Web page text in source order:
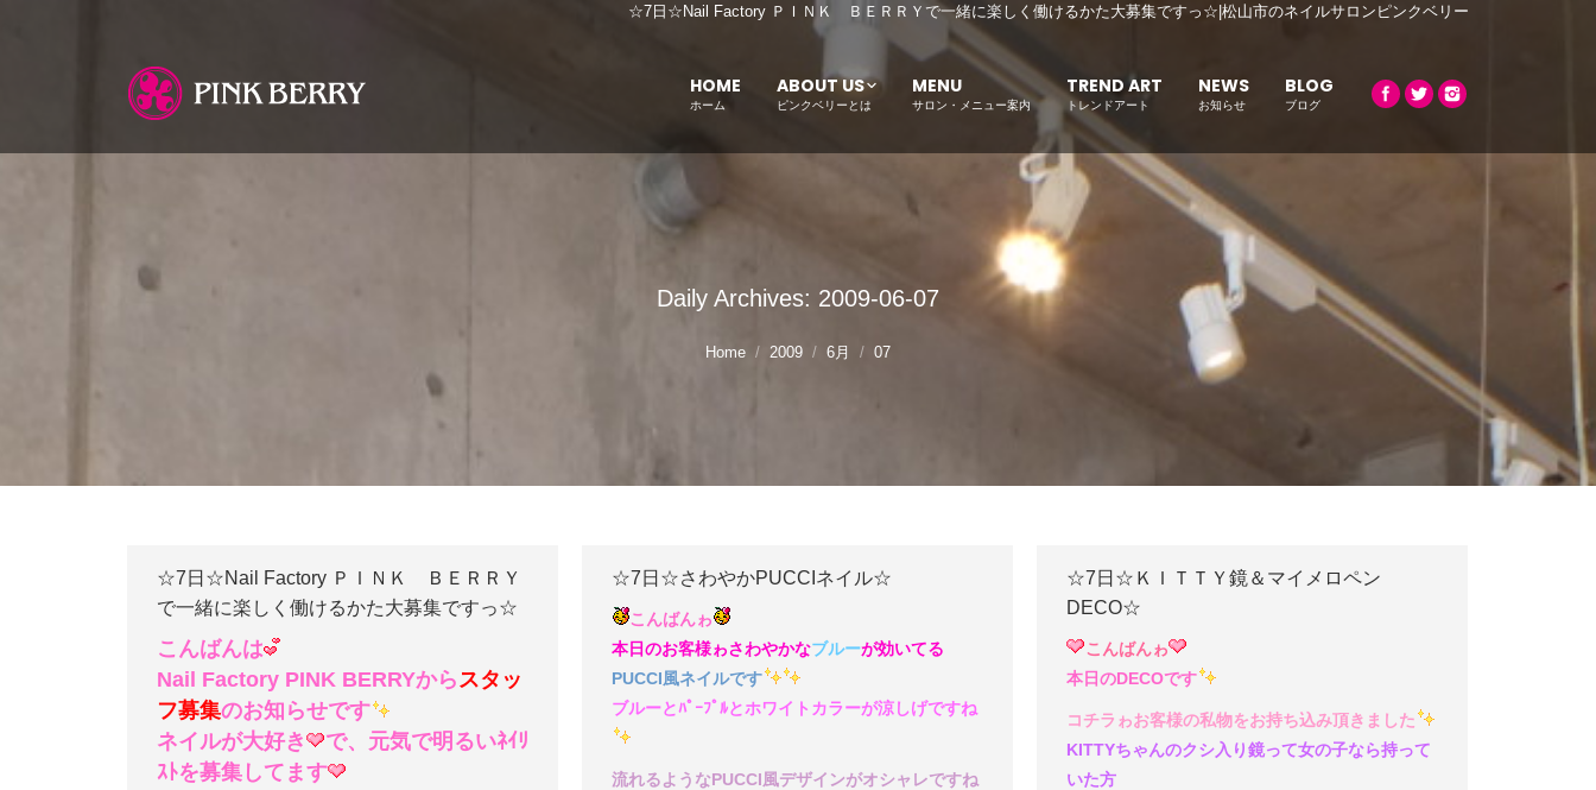
☆7日☆Nail Factory ＰＩＮＫ ＢＥＲＲＹで一緒に楽しく働けるかた大募集ですっ☆|松山市のネイルサロンピンクベリー
HOME
ホーム
ABOUT US
ピンクベリーとは
MENU
サロン・メニュー案内
TREND ART
トレンドアート
NEWS
お知らせ
BLOG
ブログ
Daily Archives: 2009-06-07
Home 2009 6月 07
☆7日☆Nail Factory ＰＩＮＫ ＢＥＲＲＹ
で一緒に楽しく働けるかた大募集ですっ☆
こんばんは
Nail Factory PINK BERRYからスタッ
フ募集のお知らせです
ネイルが大好き
で、元気で明るいﾈｲﾘ
ｽﾄを募集してます
☆7日☆さわやかPUCCIネイル☆
こんばんゎ
本日のお客様ゎさわやかなブルーが効いてる
PUCCI風ネイルです
ブルーとﾊﾟｰﾌﾟﾙとホワイトカラーが涼しげですね
流れるようなPUCCI風デザインがオシャレですね
☆7日☆ＫＩＴＴＹ鏡＆マイメロペン
DECO☆
こんばんゎ
本日のDECOです
コチラゎお客様の私物をお持ち込み頂きました
KITTYちゃんのクシ入り鏡って女の子なら持って
いた方